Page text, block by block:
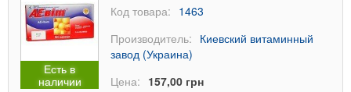
Есть в
наличии
Код товара: 1463
Производитель: Киевский витаминный
завод (Украина)
Цена: 157,00 грн